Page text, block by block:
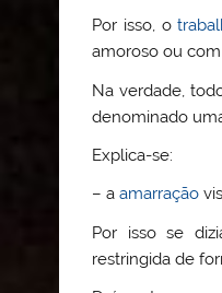
Por isso, o
amoroso ou
Na verdade,
denominado
Explica-se:
– aamarração
Por isso se
restringida de